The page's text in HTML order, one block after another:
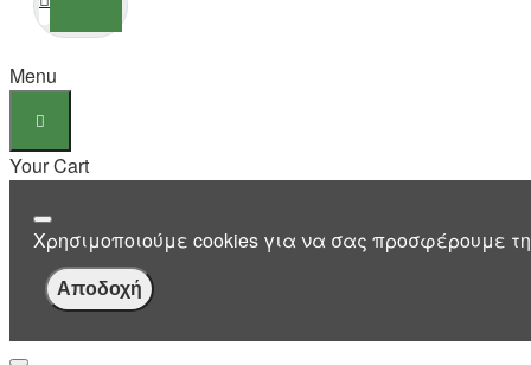
Menu
Your Cart
Χρησιμοποιούμε cookies για να σας προσφέρουμε
Αποδοχή